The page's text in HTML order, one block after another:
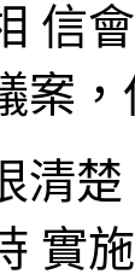
信
案
清
實